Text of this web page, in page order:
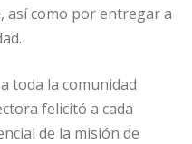
así como por entregar a
toda la comunidad
felicitó a cada
de la misión de